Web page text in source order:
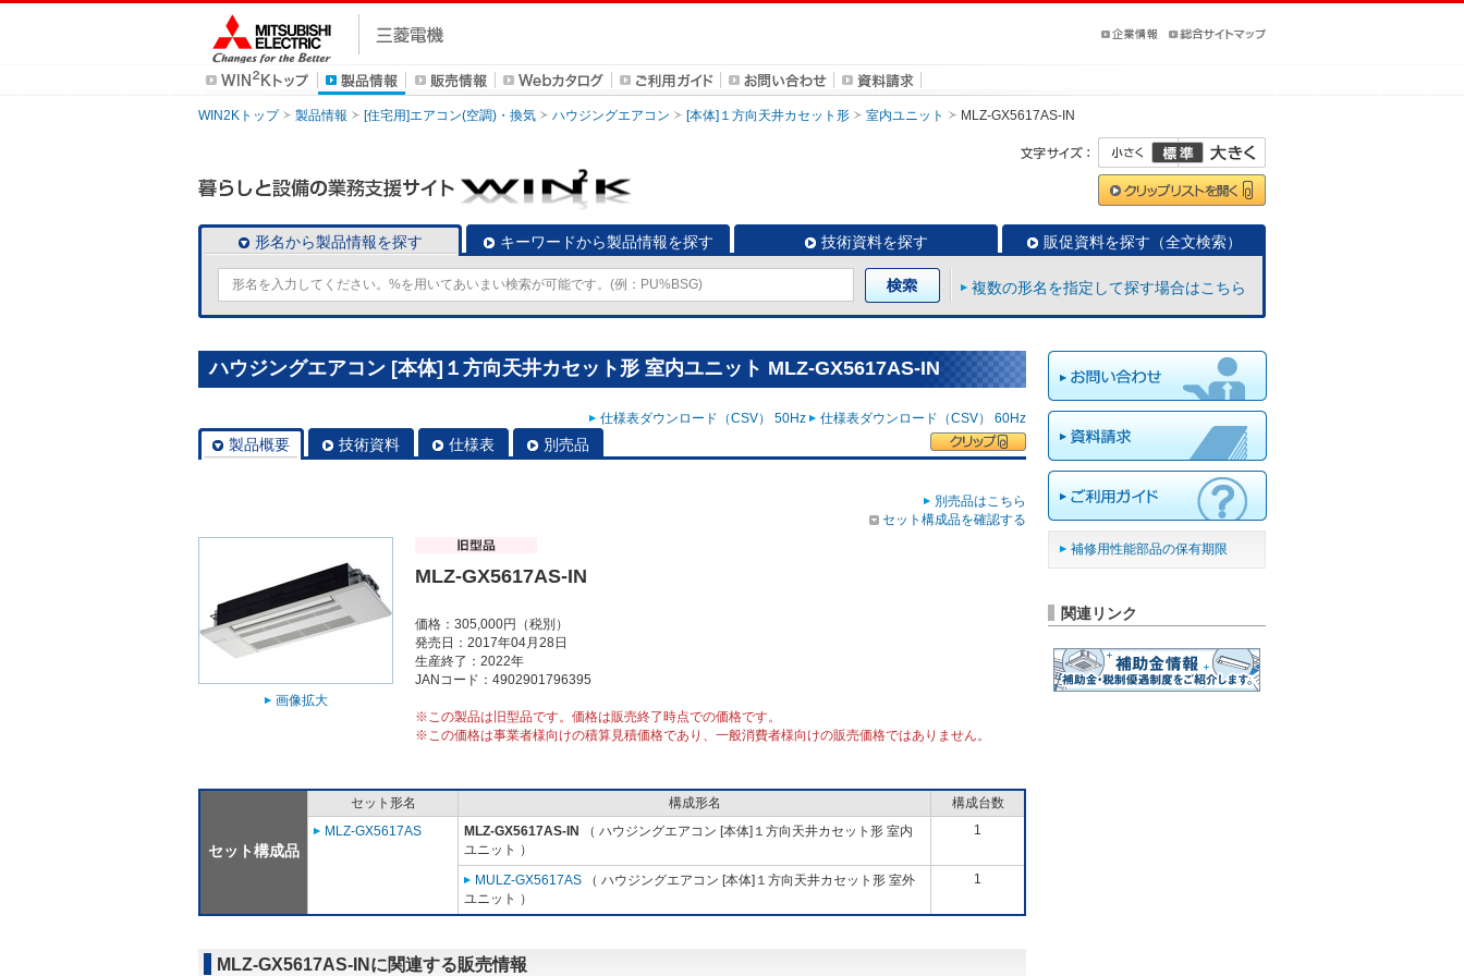
WIN2Kトップ 製品情報 [住宅用]エアコン(空調)・換気 ハウジングエアコン [本体]１方向天井カセット形 室内ユニット MLZ-GX5617AS-IN
形名から製品情報を探す キーワードから製品情報を探す 技術資料を探す 販促資料を探す（全文検索）
複数の形名を指定して探す場合はこちら
ハウジングエアコン [本体]１方向天井カセット形 室内ユニット MLZ-GX5617AS-IN
仕様表ダウンロード（CSV） 50Hz 仕様表ダウンロード（CSV） 60Hz
製品概要 技術資料 仕様表 別売品
別売品はこちら
セット構成品を確認する
画像拡大
MLZ-GX5617AS-IN
価格：305,000円（税別）
発売日：2017年04月28日
生産終了：2022年
JANコード：4902901796395
※この製品は旧型品です。価格は販売終了時点での価格です。
※この価格は事業者様向けの積算見積価格であり、一般消費者様向けの販売価格ではありません。
セット構成品
セット形名 構成形名
構成台数
MLZ-GX5617AS
MLZ-GX5617AS-IN
（ ハウジングエアコン [本体]１方向天井カセット形 室内
ユニット ）
1
MULZ-GX5617AS （ ハウジングエアコン [本体]１方向天井カセット形 室外
ユニット ）
1
MLZ-GX5617AS-INに関連する販売情報
補修用性能部品の保有期限
関連リンク